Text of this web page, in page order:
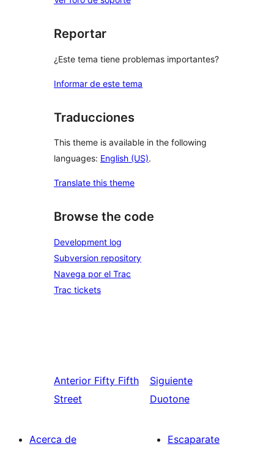
Reportar
¿Este tema tiene problemas importantes?
Informar de este tema
Traducciones
This theme is available in the following
languages: English (US).
Translate this theme
Browse the code
Development log
Subversion repository
Navega por el Trac
Trac tickets
Anterior Fifty Fifth
Street
Siguiente
Duotone
Acerca de
Escaparate